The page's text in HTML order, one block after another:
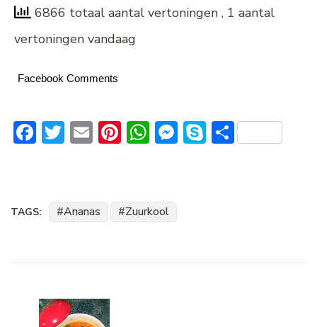
6866 totaal aantal vertoningen , 1 aantal
vertoningen vandaag
Facebook Comments
Facebook
Twitter
EmailPinterest
WhatsApp
Messenger
Skype
Delen
TAGS: Ananas Zuurkool
navigatie